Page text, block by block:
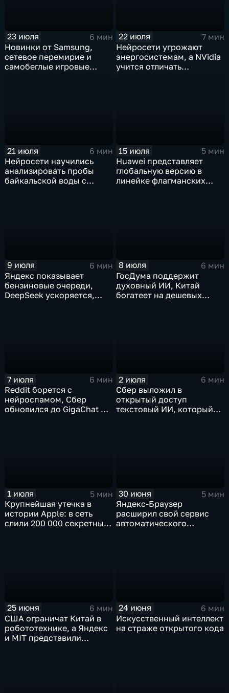
23 июля
6 мин
Новинки от Samsung,
сетевое перемирие и
самобеглые игровые
22 июля
7 мин
Нейросети угрожают
энергосистемам, а NVidia
учится отличать
21 июля
6 мин
Нейросети научились
анализировать пробы
байкальской воды с
15 июля
5 мин
Huawei представляет
глобальную версию в
линейке флагманских
9 июля
6 мин
Яндекс показывает
бензиновые очереди,
DeepSeek ускоряется,
8 июля
6 мин
ГосДума поддержит
духовный ИИ, Китай
богатеет на дешевых
7 июля
6 мин
Reddit борется с
нейроспамом, Сбер
обновился до GigaChat 3.5
2 июля
6 мин
Сбер выложил в
открытый доступ
текстовый ИИ, который
1 июля
5 мин
Крупнейшая утечка в
истории Apple: в сеть
слили 200 000 секретных
30 июня
5 мин
Яндекс-Браузер
расширил свой сервис
автоматического
25 июня
6 мин
США ограничат Китай в
робототехнике, а Яндекс
и MIT представили
24 июня
6 мин
Искусственный интеллект
на страже открытого кода